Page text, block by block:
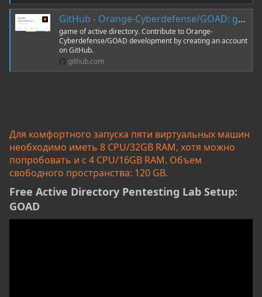
GitHub - Orange-Cyberdefense/GOAD: game of active directory
game of active directory. Contribute to Orange-
Cyberdefense/GOAD development by creating an account
on GitHub.
github.com
Для комфортного запуска пяти виртуальных машин
необходимо иметь 8 CPU/32GB RAM, хотя можно
попробовать и с 4 CPU/16GB RAM. Объем
свободного пространства: 120 GB.
Free Active Directory Pentesting Lab Setup:
GOAD​